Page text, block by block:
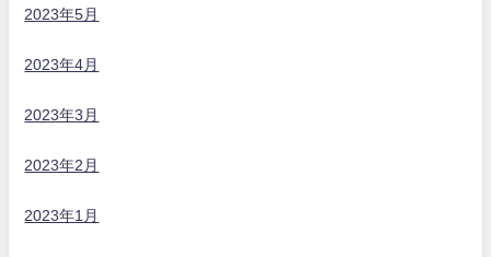
2023年5月
2023年4月
2023年3月
2023年2月
2023年1月